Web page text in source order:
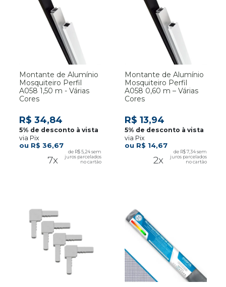
Montante de Alumínio
Mosquiteiro Perfil
A058 1,50 m - Várias
Cores
R$ 36,67
7x
R$ 5,24
R$ 34,84
via Pix
Montante de Alumínio
Mosquiteiro Perfil
A058 0,60 m – Várias
Cores
R$ 14,67
2x
R$ 7,34
R$ 13,94
via Pix